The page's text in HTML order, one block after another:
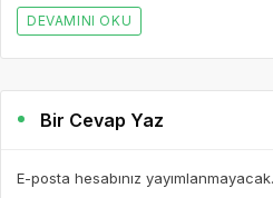
DEVAMINI OKU
Bir Cevap Yaz
E-posta hesabınız